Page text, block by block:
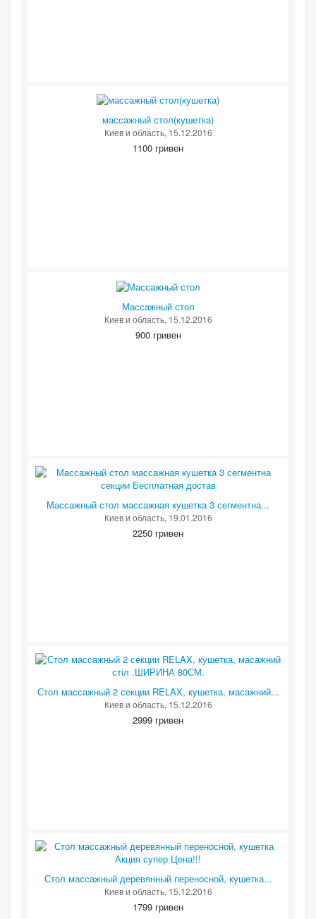
массажный стол(кушетка)
Киев и область, 15.12.2016
1100 гривен
Массажный стол
Киев и область, 15.12.2016
900 гривен
Массажный стол массажная кушетка 3 сегментна...
Киев и область, 19.01.2016
2250 гривен
Стол массажный 2 секции RELAX, кушетка, масажний...
Киев и область, 15.12.2016
2999 гривен
Стол массажный деревянный переносной, кушетка...
Киев и область, 15.12.2016
1799 гривен